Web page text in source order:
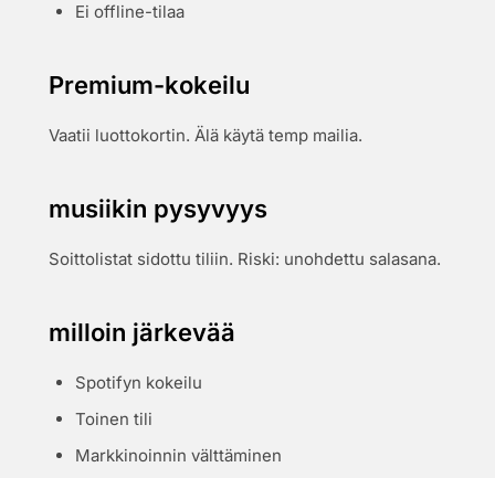
Ei offline-tilaa
Premium-kokeilu
Vaatii luottokortin. Älä käytä temp mailia.
musiikin pysyvyys
Soittolistat sidottu tiliin. Riski: unohdettu salasana.
milloin järkevää
Spotifyn kokeilu
Toinen tili
Markkinoinnin välttäminen